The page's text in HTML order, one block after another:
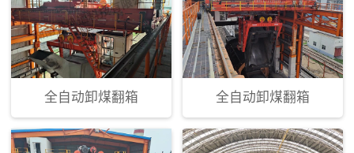
全自动卸煤翻箱 全自动卸煤翻箱